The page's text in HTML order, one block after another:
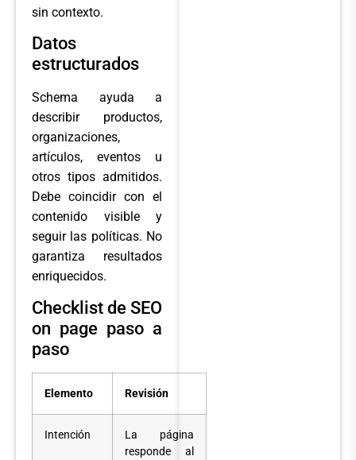
sin contexto.
Datos
estructurados
Schema ayuda a
describir productos,
organizaciones,
artículos, eventos u
otros tipos admitidos.
Debe coincidir con el
contenido visible y
seguir las políticas. No
garantiza resultados
enriquecidos.
Checklist de SEO
on page paso a
paso
Elemento Revisión
Intención
La página
responde al